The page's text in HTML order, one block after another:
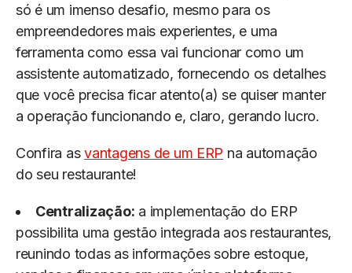
só é um imenso desafio, mesmo para os
empreendedores mais experientes, e uma
ferramenta como essa vai funcionar como um
assistente automatizado, fornecendo os detalhes
que você precisa ficar atento(a) se quiser manter
a operação funcionando e, claro, gerando lucro.
Confira asvantagens de um ERP na automação
do seu restaurante!
Centralização: a implementação do ERP
possibilita uma gestão integrada aos restaurantes,
reunindo todas as informações sobre estoque,